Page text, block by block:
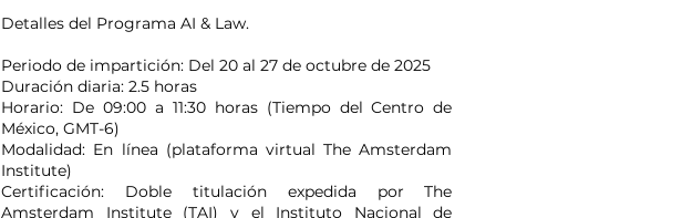
Detalles del Programa AI & Law.
Periodo de impartición: Del 20 al 27 de octubre de 2025
Duración diaria: 2.5 horas
Horario: De 09:00 a 11:30 horas (Tiempo del Centro de
México, GMT-6)
Modalidad: En línea (plataforma virtual The Amsterdam
Institute)
Certificación: Doble titulación expedida por The
Amsterdam Institute (TAI) y el Instituto Nacional de